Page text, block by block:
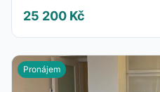
25 200 Kč
Pronájem